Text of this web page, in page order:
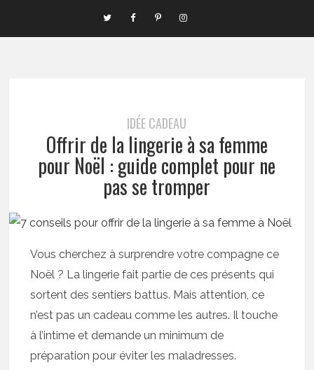
IDÉE CADEAU
Offrir de la lingerie à sa femme
pour Noël : guide complet pour ne
pas se tromper
Vous cherchez à surprendre votre compagne ce
Noël ? La lingerie fait partie de ces présents qui
sortent des sentiers battus. Mais attention, ce
n’est pas un cadeau comme les autres. Il touche
à l’intime et demande un minimum de
préparation pour éviter les maladresses.